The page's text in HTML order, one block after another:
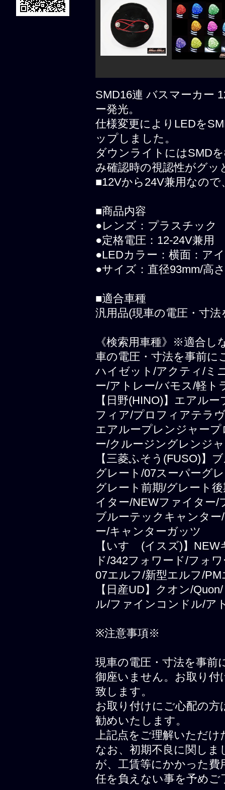
SMD16連 バスマーカー
ー発光。
仕様変更によりLEDを
ップしました。
ダウンライトにはSMD
み確認時の視認性がグッ
■12Vから24V兼用なの
■商品内容
●レンズ：プラスチック
●定格電圧：12-24V兼用
●LEDカラー：横面：ア
●サイズ：直径93mm/高
■適合車種
汎用品(現車の電圧・寸
《検索用車種》※適合し
車の電圧・寸法を事前に
ハイゼット/アクティ/ミ
ー/アトレー/バモス/軽ト
【日野(HINO)】エアル
フィア/プロフィアテラ
エアループレンジャー
ー/クルージングレンジ
【三菱ふそう(FUSO)】
グレート/07スーパーグ
グレート前期/グレート
イター/NEWファイター/
ブルーテックキャンタ
ー/キャンターガッツ
【いすゞ(イスズ)】
ド/342フォワード/フォ
07エルフ/新型エルフ/
【日産UD】クオン/
ル/ファインコンドル/ア
※注意事項※
現車の電圧・寸法を事前
御座いません。お取り
致します。
お取り付けにご心配の
勧めいたします。
上記点をご理解いただけ
なお、初期不良に関し
が、工賃等にかかった費
任を負えない事を予めご